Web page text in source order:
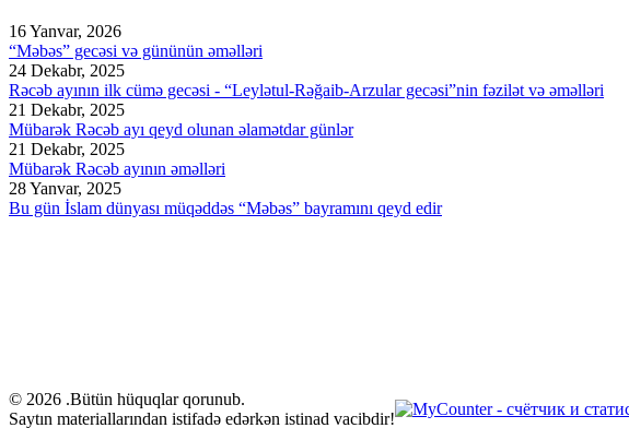
16 Yanvar, 2026
“Məbəs” gecəsi və gününün əməlləri
24 Dekabr, 2025
Rəcəb ayının ilk cümə gecəsi - “Leylətul-Rəğaib-Arzular gecəsi”nin fəzilət və əməlləri
21 Dekabr, 2025
Mübarək Rəcəb ayı qeyd olunan əlamətdar günlər
21 Dekabr, 2025
Mübarək Rəcəb ayının əməlləri
28 Yanvar, 2025
Bu gün İslam dünyası müqəddəs “Məbəs” bayramını qeyd edir
© 2026 .Bütün hüquqlar qorunub.
Saytın materiallarından istifadə edərkən istinad vacibdir!